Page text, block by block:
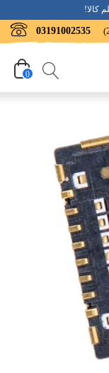
03191002535
0